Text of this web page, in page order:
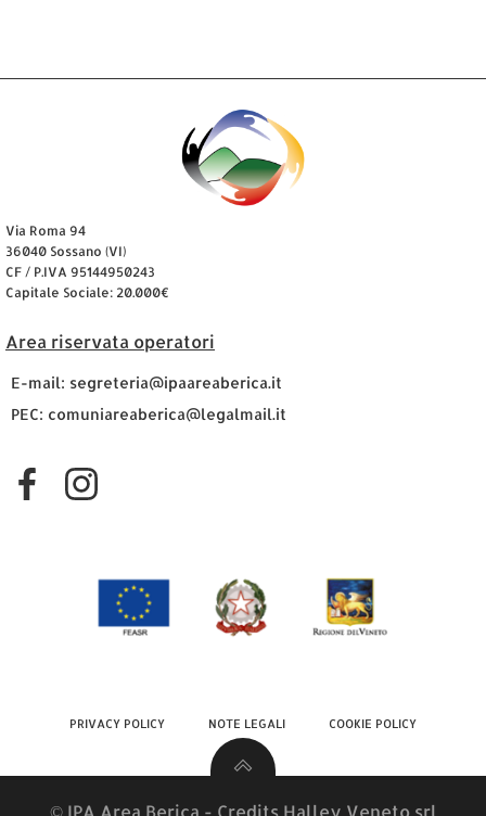
Via Roma 94
36040 Sossano (VI)
CF / P.IVA 95144950243
Capitale Sociale: 20.000€
Area riservata operatori
E-mail: segreteria@ipaareaberica.it
PEC: comuniareaberica@legalmail.it
PRIVACY POLICY NOTE LEGALI COOKIE POLICY
© IPA Area Berica - Credits Halley Veneto srl